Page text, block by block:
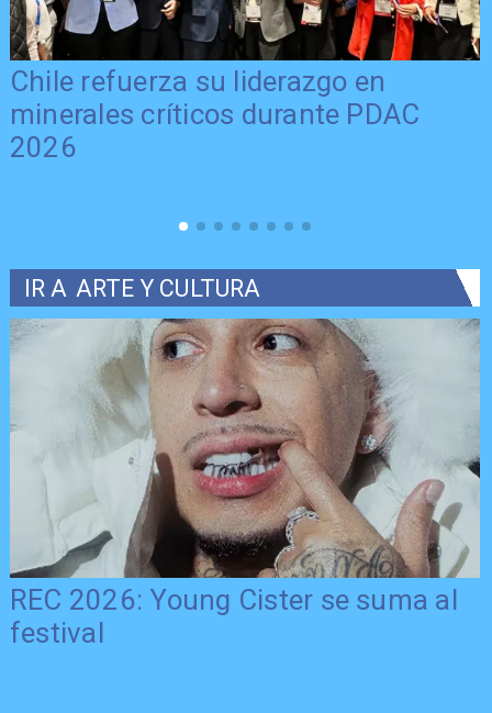
Chile refuerza su liderazgo en
minerales críticos durante PDAC
2026
IR A ARTE Y CULTURA
REC 2026: Young Cister se suma al
festival